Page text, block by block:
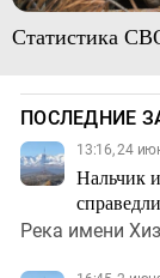
Статистика
ПОСЛЕДНИЕ
13:16, 24
Нальчик
Река имени